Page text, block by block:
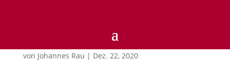
11)FÜNFZEHN
von Johannes Rau | Dez. 22, 2020